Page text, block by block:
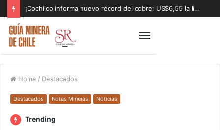
¡Cochilco informa nuevo récord del cobre: US$6,55 la libra!
Home / Destacados
Destacados Notas Mineras Noticias
Trending